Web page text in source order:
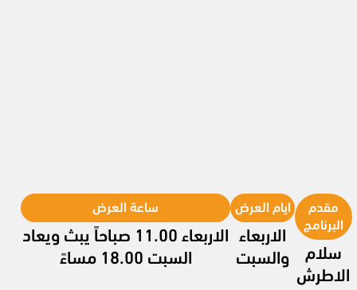
مقدم
البرنامج
سلام
الاطرش
ايام العرض
الاربعاء
والسبت
ساعة العرض
الاربعاء 11.00 صباحاً يبث ويعاد
السبت 18.00 مساءً